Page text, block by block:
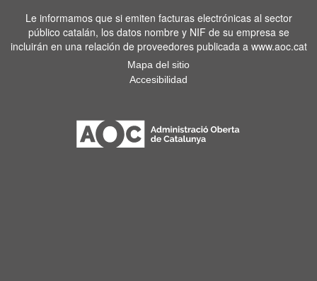
Le informamos que si emiten facturas electrónicas al sector
público catalán, los datos nombre y NIF de su empresa se
incluirán en una relación de proveedores publicada a www.aoc.cat
Mapa del sitio
Accesibilidad